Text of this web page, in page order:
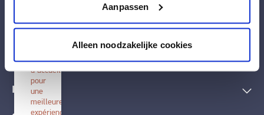
Aanpassen
Alleen noodzakelijke cookies
Techniques décoratives
Inspiration
application
écran
d'accueil
pour
une
meilleure
expérience.